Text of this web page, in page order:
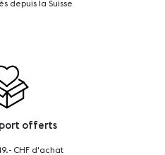
depuis la Suisse
port offerts
CHF d'achat